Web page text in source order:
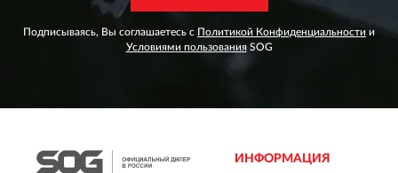
Подписываясь, Вы соглашаетесь с Политикой Конфиденциальности и
Условиями пользованияSOG
ИНФОРМАЦИЯ